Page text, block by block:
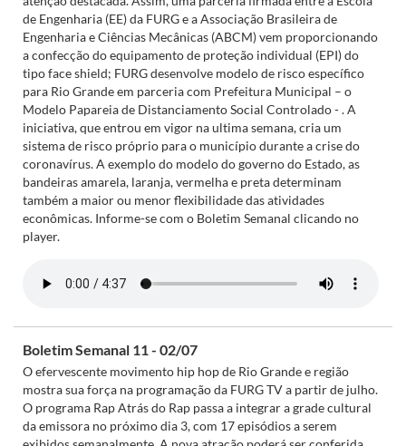
de Engenharia (EE) da FURG e a Associação Brasileira de
Engenharia e Ciências Mecânicas (ABCM) vem proporcionando
a confecção do equipamento de proteção individual (EPI) do
tipo face shield; FURG desenvolve modelo de risco específico
para Rio Grande em parceria com Prefeitura Municipal – o
Modelo Papareia de Distanciamento Social Controlado - . A
iniciativa, que entrou em vigor na ultima semana, cria um
sistema de risco próprio para o município durante a crise do
coronavírus. A exemplo do modelo do governo do Estado, as
bandeiras amarela, laranja, vermelha e preta determinam
também a maior ou menor flexibilidade das atividades
econômicas. Informe-se com o Boletim Semanal clicando no
player.
Boletim Semanal 11 - 02/07
O efervescente movimento hip hop de Rio Grande e região
mostra sua força na programação da FURG TV a partir de julho.
O programa Rap Atrás do Rap passa a integrar a grade cultural
da emissora no próximo dia 3, com 17 episódios a serem